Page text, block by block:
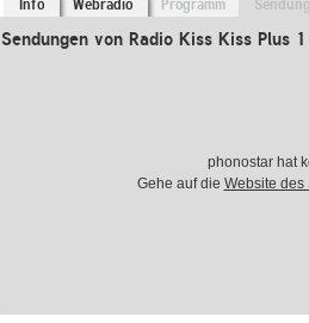
Info Webradio Programm
Sendungen von Radio Kiss Kiss Plus 1
phonostar hat
Gehe auf die Website des